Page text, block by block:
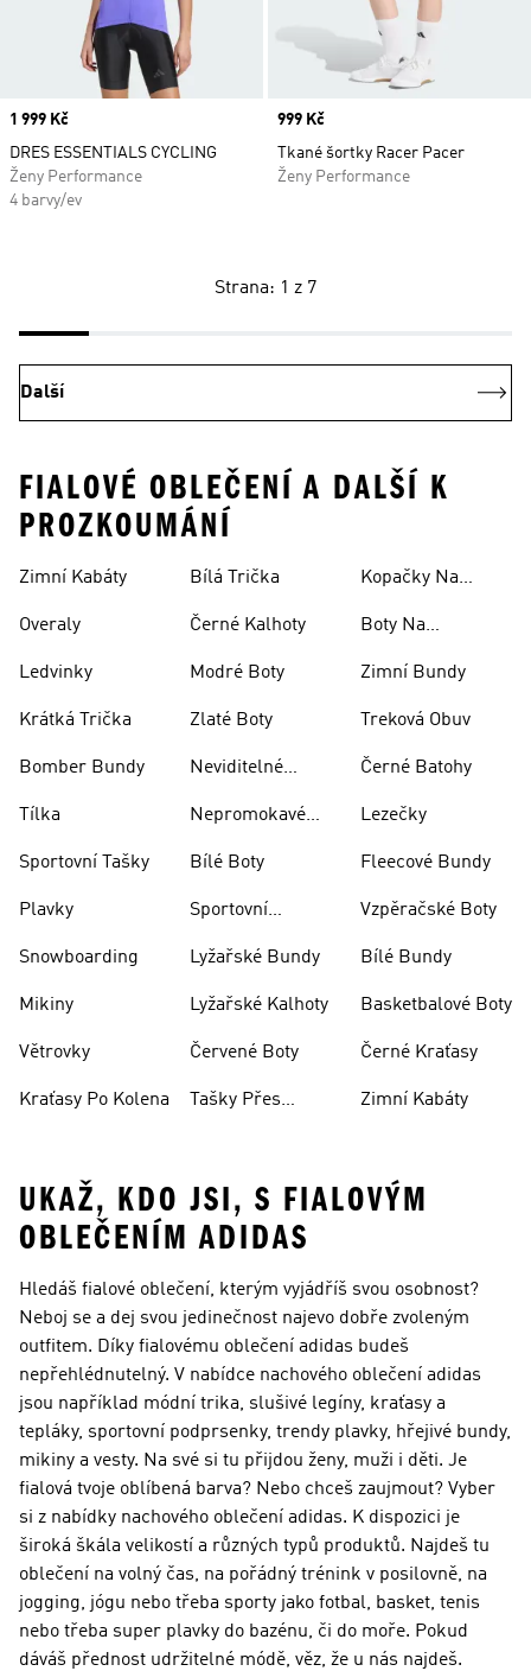
Price
1 999 Kč
DRES ESSENTIALS CYCLING
Ženy Performance
4 barvy/ev
Price
999 Kč
Tkané šortky Racer Pacer
Ženy Performance
Strana: 1 z 7
Další
FIALOVÉ OBLEČENÍ A DALŠÍ K
PROZKOUMÁNÍ
Zimní Kabáty
Overaly
Ledvinky
Krátká Trička
Bomber Bundy
Tílka
Sportovní Tašky
Plavky
Snowboarding
Mikiny
Větrovky
Kraťasy Po Kolena
Bílá Trička
Černé Kalhoty
Modré Boty
Zlaté Boty
Neviditelné
Nepromokavé
Bílé Boty
Sportovní
Lyžařské Bundy
Lyžařské Kalhoty
Červené Boty
Tašky Přes
Kopačky Na
Boty Na
Zimní Bundy
Treková Obuv
Černé Batohy
Lezečky
Fleecové Bundy
Vzpěračské Boty
Bílé Bundy
Basketbalové Boty
Černé Kraťasy
Zimní Kabáty
UKAŽ, KDO JSI, S FIALOVÝM
OBLEČENÍM ADIDAS
Hledáš fialové oblečení, kterým vyjádříš svou osobnost?
Neboj se a dej svou jedinečnost najevo dobře zvoleným
outfitem. Díky fialovému oblečení adidas budeš
nepřehlédnutelný. V nabídce nachového oblečení adidas
jsou například módní trika, slušivé legíny, kraťasy a
tepláky, sportovní podprsenky, trendy plavky, hřejivé bundy,
mikiny a vesty. Na své si tu přijdou ženy, muži i děti. Je
fialová tvoje oblíbená barva? Nebo chceš zaujmout? Vyber
si z nabídky nachového oblečení adidas. K dispozici je
široká škála velikostí a různých typů produktů. Najdeš tu
oblečení na volný čas, na pořádný trénink v posilovně, na
jogging, jógu nebo třeba sporty jako fotbal, basket, tenis
nebo třeba super plavky do bazénu, či do moře. Pokud
dáváš přednost udržitelné módě, věz, že u nás najdeš.